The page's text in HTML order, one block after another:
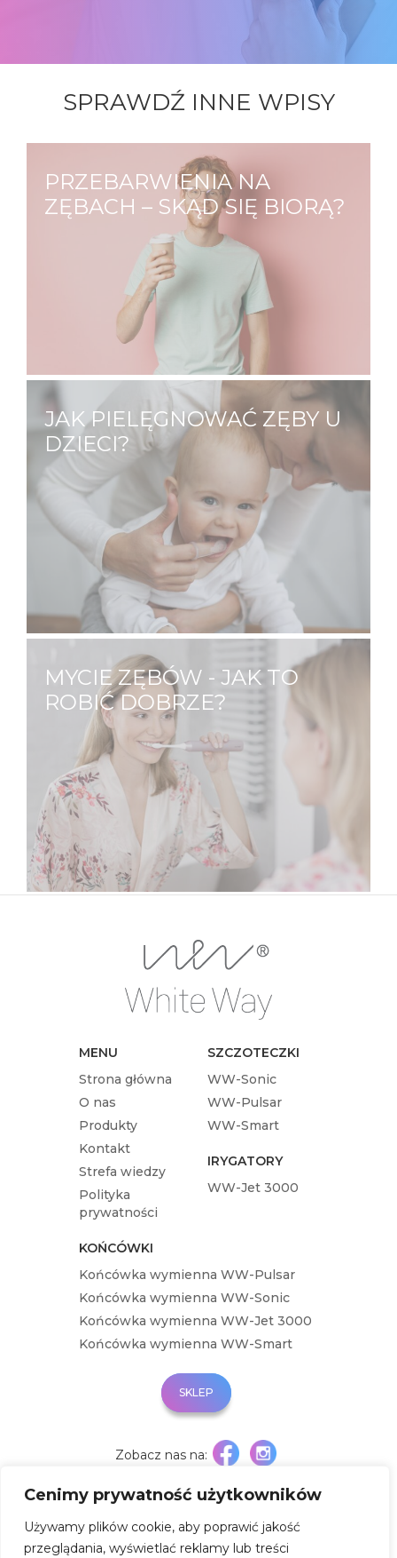
Cenimy prywatność użytkowników
Używamy plików cookie, aby poprawić jakość
przeglądania, wyświetlać reklamy lub treści
SPRAWDŹ INNE WPISY
PRZEBARWIENIA NA
ZĘBACH – SKĄD SIĘ BIORĄ?
Każdy z nas ma inny odcień zębów, na który
mają wpływ zarówno czynniki zewnętrze
jak i wewnętrzne. Jedni od urodzenia mają
zęby bardziej żółte, inni mają zęby białe,
które przebarwiają się wraz…
JAK PIELĘGNOWAĆ ZĘBY U
DZIECI?
O zdrowie zębów swojego dziecka
powinieneś dbać już od jego narodzin.
Dlaczego? Jama ustna niemowląt ma sporo
dziąsłowych fałdów i zachyłków, gdzie może
zalegać pokarm, który jest przyczyną
stanów zapalnych oraz pleśniawek.…
MYCIE ZĘBÓW - JAK TO
ROBIĆ DOBRZE?
Mycie zębów to czynność którą
wykonujemy kilka razy dziennie. Z pozoru
jest to prosta czynność, nie zawsze jednak
robimy to dobrze. Prawidłowe mycie zębów
to odpowiednie ruchy, nacisk, częstotliwość
oraz długość mycia.…
MENU
Strona główna
O nas
Produkty
Kontakt
Strefa wiedzy
Polityka
prywatności
SZCZOTECZKI
WW-Sonic
WW-Pulsar
WW-Smart
IRYGATORY
WW-Jet 3000
KOŃCÓWKI
Końcówka wymienna WW-Pulsar
Końcówka wymienna WW-Sonic
Końcówka wymienna WW-Jet 3000
Końcówka wymienna WW-Smart
SKLEP
Zobacz nas na:
© 2022 White Way. Wszelkie prawa zastrzeżone. Realizacja
Tworzenie Stron Białystok